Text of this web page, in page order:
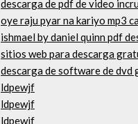
descarga de pdf de video
oye raju pyar na kariyo mp3
ishmael by daniel quinn pdf
sitios web para descarga
descarga de software de dvd
ldpewjf
ldpewjf
ldpewjf